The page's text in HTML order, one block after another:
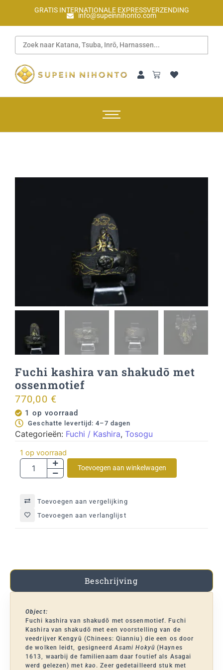
GRATIS INTERNATIONALE EXPRESSVERZENDING
info@supeinnihonto.com
Fuchi kashira van shakudō met
ossenmotief
770,00 €
1 op voorraad
Geschatte levertijd: 4–7 dagen
Categorieën: Fuchi / Kashira, Tosogu
1 op voorraad
Toevoegen aan winkelwagen
Toevoegen aan vergelijking
Toevoegen aan verlanglijst
Beschrijving
Object:
Fuchi kashira van shakudō met ossenmotief. Fuchi
Kashira van shakudō met een voorstelling van de
veedrijver Kengyū (Chinees: Qianniu) die een os door
de wolken leidt, gesigneerd Asami Hokyū(Haynes
1613, waarbij de familienaam daar foutief als Asagai
werd gelezen) met kao . Zeer gedetailleerd stuk met